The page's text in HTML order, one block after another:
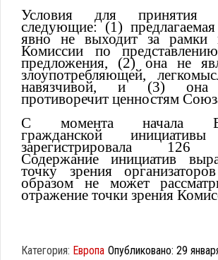
Условия для принятия
следующие: (1) предлагаемая
явно не выходит за рамки
Комиссии по
предложения, (2) она не
злоупотребляющей,
навязчивой, и (3)
противоречит ценностям
С момента начала
гражданской
зарегистрировала 126
Содержание инициатив
точку зрения
образом не может
отражение точки зрения
Категория: Европа Опубликовано: 29